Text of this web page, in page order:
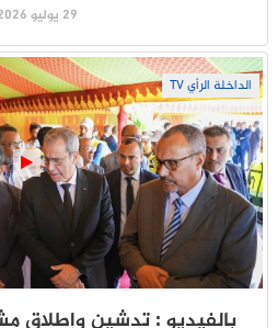
29 يوليو 2026
الداخلة الرأي TV
بالفيديو : تدشين وإطلاق